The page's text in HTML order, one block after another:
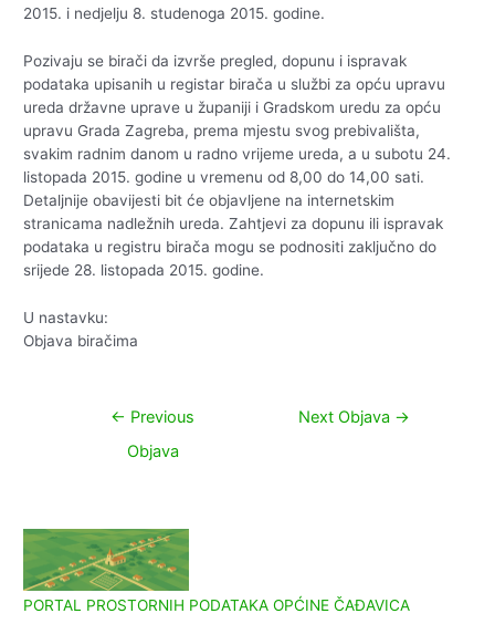
2015. i nedjelju 8. studenoga 2015. godine.
Pozivaju se birači da izvrše pregled, dopunu i ispravak
podataka upisanih u registar birača u službi za opću upravu
ureda državne uprave u županiji i Gradskom uredu za opću
upravu Grada Zagreba, prema mjestu svog prebivališta,
svakim radnim danom u radno vrijeme ureda, a u subotu 24.
listopada 2015. godine u vremenu od 8,00 do 14,00 sati.
Detaljnije obavijesti bit će objavljene na internetskim
stranicama nadležnih ureda. Zahtjevi za dopunu ili ispravak
podataka u registru birača mogu se podnositi zaključno do
srijede 28. listopada 2015. godine.
U nastavku:
Objava biračima
Navigacija
← Previous
Objava
Next Objava →
PORTAL PROSTORNIH PODATAKA OPĆINE ČAĐAVICA